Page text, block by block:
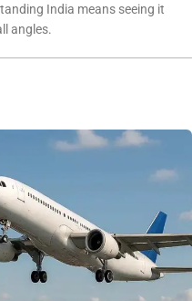
India means seeing it
angles.